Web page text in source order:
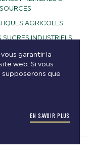
AGRICOLES
SUCRES INDUSTRIELS
ALCOOLSgarantir la
web. Si vous
supposerons que
EN SAVOIR PLUS